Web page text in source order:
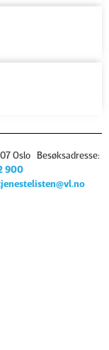
Oslo Besøksadresse:
900